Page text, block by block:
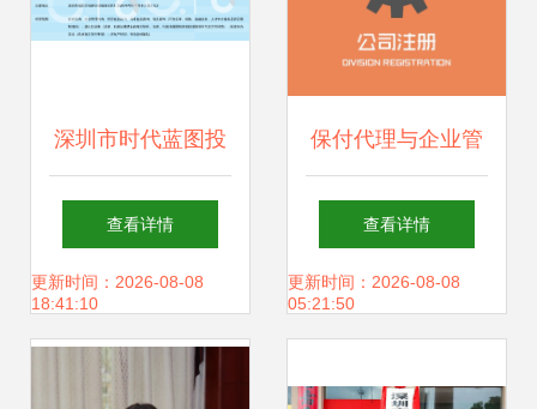
深圳市时代蓝图投
资咨询 投资兴办实
业的策略与路径
查看详情
更新时间：2026-08-08
18:41:10
保付代理与企业管
理咨询 实体经济回
暖的双引擎
查看详情
更新时间：2026-08-08
05:21:50